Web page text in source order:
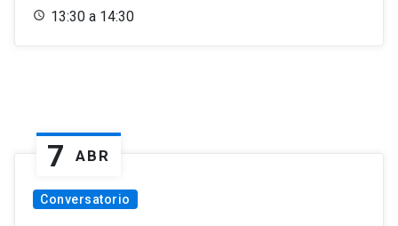
13:30 a 14:30
7 ABR
Conversatorio